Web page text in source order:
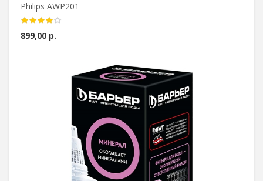
Philips AWP201
899,00 р.